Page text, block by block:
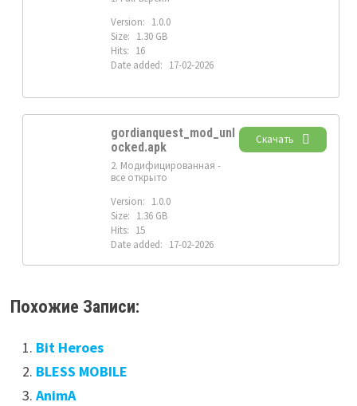
Version: 1.0.0
Size: 1.30 GB
Hits: 16
Date added: 17-02-2026
gordianquest_mod_unl
ocked.apk
2. Модифицированная -
все открыто
Version: 1.0.0
Size: 1.36 GB
Hits: 15
Date added: 17-02-2026
Скачать
Похожие Записи:
Bit Heroes
BLESS MOBILE
AnimA